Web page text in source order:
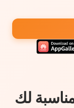
لك